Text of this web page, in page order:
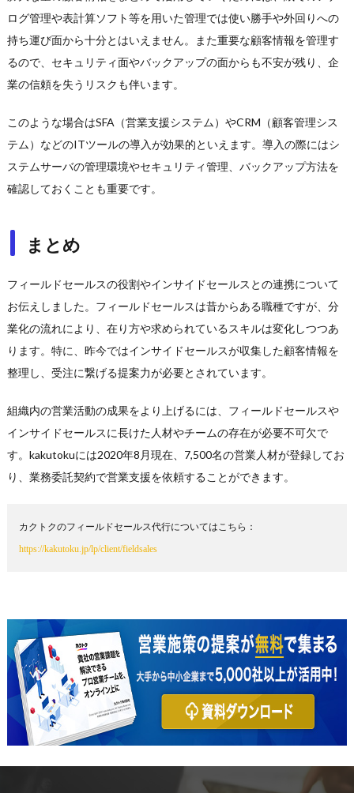
ログ管理や表計算ソフト等を用いた管理では使い勝手や外回りへの
持ち運び面から十分とはいえません。また重要な顧客情報を管理す
るので、セキュリティ面やバックアップの面からも不安が残り、企
業の信頼を失うリスクも伴います。
このような場合はSFA（営業支援システム）やCRM（顧客管理シス
テム）などのITツールの導入が効果的といえます。導入の際にはシ
ステムサーバの管理環境やセキュリティ管理、バックアップ方法を
確認しておくことも重要です。
まとめ
フィールドセールスの役割やインサイドセールスとの連携について
お伝えしました。フィールドセールスは昔からある職種ですが、分
業化の流れにより、在り方や求められているスキルは変化しつつあ
ります。特に、昨今ではインサイドセールスが収集した顧客情報を
整理し、受注に繋げる提案力が必要とされています。
組織内の営業活動の成果をより上げるには、フィールドセールスや
インサイドセールスに長けた人材やチームの存在が必要不可欠で
す。kakutokuには2020年8月現在、7,500名の営業人材が登録してお
り、業務委託契約で営業支援を依頼することができます。
カクトクのフィールドセールス代行についてはこちら：
https://kakutoku.jp/lp/client/fieldsales